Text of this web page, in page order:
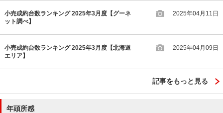
小売成約台数ランキング 2025年3月度【グーネ
ット調べ】
2025年04月11日
小売成約台数ランキング 2025年3月度【北海道
エリア】
2025年04月09日
記事をもっと見る
年頭所感